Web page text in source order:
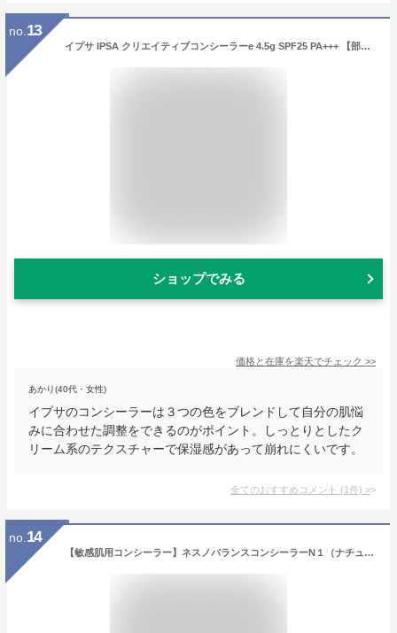
no. 13
イプサ IPSA クリエイティブコンシーラーe 4.5g SPF25 PA+++ 【部分用ファンデーション 3色ブレンド】 【メール便(ゆうパケット)対応】
ショップでみる
価格と在庫を楽天でチェック >>
あかり(40代・女性)
イプサのコンシーラーは３つの色をブレンドして自分の肌悩
みに合わせた調整をできるのがポイント。しっとりとしたク
リーム系のテクスチャーで保湿感があって崩れにくいです。
全てのおすすめコメント (1件) >
no. 14
【敏感肌用コンシーラー】ネスノバランスコンシーラーN１（ナチュラル）9g 敏感肌 低刺激 温泉ミネラル成分配合 無添加 アレルギーテスト済